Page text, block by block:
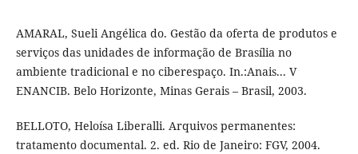
AMARAL, Sueli Angélica do. Gestão da oferta de produtos e
serviços das unidades de informação de Brasília no
ambiente tradicional e no ciberespaço. In.:Anais... V
ENANCIB. Belo Horizonte, Minas Gerais – Brasil, 2003.
BELLOTO, Heloísa Liberalli. Arquivos permanentes:
tratamento documental. 2. ed. Rio de Janeiro: FGV, 2004.